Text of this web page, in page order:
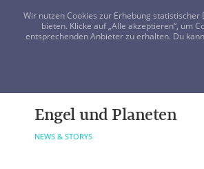
Engel und Planeten
NEWS & STORYS
Wir nutzen Cookies zur Erhebung
bieten. Klicke auf „Alle akzeptieren“, um
entsprechenden Anbieter zu erhalten. Du